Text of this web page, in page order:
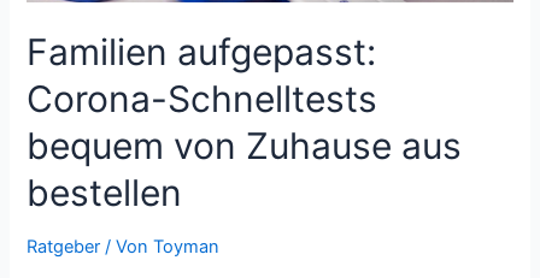
Familien aufgepasst:
Corona-Schnelltests
bequem von Zuhause aus
bestellen
Ratgeber / VonToyman